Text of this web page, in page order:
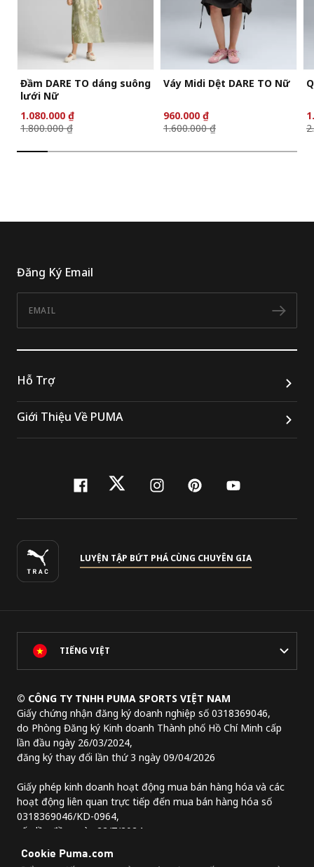
Đầm DARE TO dáng suông
lưới Nữ
1.080.000 ₫
1.800.000 ₫
Váy Midi Dệt DARE TO Nữ
960.000 ₫
1.600.000 ₫
Đăng Ký Email
Hỗ Trợ
Giới Thiệu Về PUMA
facebook
twitterinstagram
pinterest
youtube
LUYỆN TẬP BỨT PHÁ CÙNG CHUYÊN GIA
TIẾNG VIỆT
© CÔNG TY TNHH PUMA SPORTS VIỆT NAM
Giấy chứng nhận đăng ký doanh nghiệp số 0318369046,
do Phòng Đăng ký Kinh doanh Thành phố Hồ Chí Minh cấp
lần đầu ngày 26/03/2024,
đăng ký thay đổi lần thứ 3 ngày 09/04/2026
Giấy phép kinh doanh hoạt động mua bán hàng hóa và các
hoạt động liên quan trực tiếp đến mua bán hàng hóa số
0318369046/KD-0964,
cấp lần đầu ngày 22/7/2024.
Lầu 2, tòa nhà Lim Tower 3,